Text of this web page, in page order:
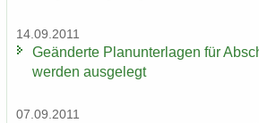
14.09.2011
Ge­än­der­te Plan­un­ter­la­gen für
wer­den aus­ge­legt
07.09.2011